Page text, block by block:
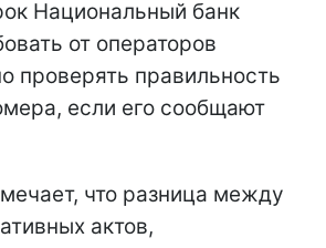
Национальный банк
от операторов
проверять правильность
если его сообщают
что разница между
актов,